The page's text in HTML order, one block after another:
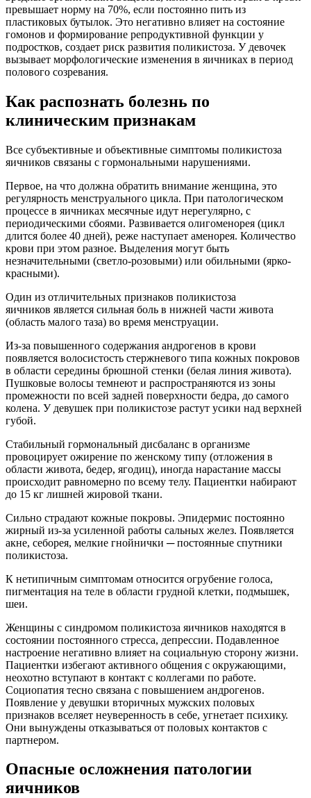
превышает норму на 70%, если постоянно пить из
пластиковых бутылок. Это негативно влияет на состояние
гомонов и формирование репродуктивной функции у
подростков, создает риск развития поликистоза. У девочек
вызывает морфологические изменения в яичниках в период
полового созревания.
Как распознать болезнь по
клиническим признакам
Все субъективные и объективные симптомы поликистоза
яичников связаны с гормональными нарушениями.
Первое, на что должна обратить внимание женщина, это
регулярность менструального цикла. При патологическом
процессе в яичниках месячные идут нерегулярно, с
периодическими сбоями. Развивается олигоменорея (цикл
длится более 40 дней), реже наступает аменорея. Количество
крови при этом разное. Выделения могут быть
незначительными (светло-розовыми) или обильными (ярко-
красными).
Один из отличительных признаков поликистоза
яичников является сильная боль в нижней части живота
(область малого таза) во время менструации.
Из-за повышенного содержания андрогенов в крови
появляется волосистость стержневого типа кожных покровов
в области середины брюшной стенки (белая линия живота).
Пушковые волосы темнеют и распространяются из зоны
промежности по всей задней поверхности бедра, до самого
колена. У девушек при поликистозе растут усики над верхней
губой.
Стабильный гормональный дисбаланс в организме
провоцирует ожирение по женскому типу (отложения в
области живота, бедер, ягодиц), иногда нарастание массы
происходит равномерно по всему телу. Пациентки набирают
до 15 кг лишней жировой ткани.
Сильно страдают кожные покровы. Эпидермис постоянно
жирный из-за усиленной работы сальных желез. Появляется
акне, себорея, мелкие гнойнички ─ постоянные спутники
поликистоза.
К нетипичным симптомам относится огрубение голоса,
пигментация на теле в области грудной клетки, подмышек,
шеи.
Женщины с синдромом поликистоза яичников находятся в
состоянии постоянного стресса, депрессии. Подавленное
настроение негативно влияет на социальную сторону жизни.
Пациентки избегают активного общения с окружающими,
неохотно вступают в контакт с коллегами по работе.
Социопатия тесно связана с повышением андрогенов.
Появление у девушки вторичных мужских половых
признаков вселяет неуверенность в себе, угнетает психику.
Они вынуждены отказываться от половых контактов с
партнером.
Опасные осложнения патологии
яичников